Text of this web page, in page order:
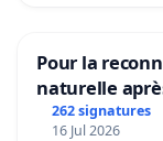
Pour la
naturelle
Aubenas et
262 signatures
16 Jul 2026